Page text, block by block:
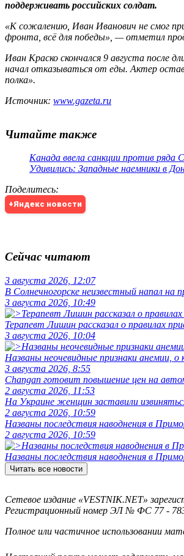
поддерживать российских солдат.
«К сожалению, Иван Иванович не смог
фронта, всё для победы», — отметил
Иван Краско скончался 9 августа после
начал отказываться от еды. Актер
полка».
Источник: www.gazeta.ru
Читайте также
Канада ввела санкции против
Удивились: Западные наемники в
Поделитесь:
+Яндекс новости
Сейчас читают
3 августа 2026, 12:07
В Солнечногорске неизвестный напал на
3 августа 2026, 10:49
Терапевт Лишин рассказал о правилах
3 августа 2026, 10:04
Названы неочевидные признаки анемии,
3 августа 2026, 8:55
Changan готовит повышение цен на
2 августа 2026, 11:53
На Украине женщин заставили
2 августа 2026, 10:59
Названы последствия наводнения в
2 августа 2026, 10:59
Названы последствия наводнения в
Читать все новости
Сетевое издание «VESTNIK.NET»
Регистрационный номер ЭЛ № ФС 77 -
Полное или частичное использовании